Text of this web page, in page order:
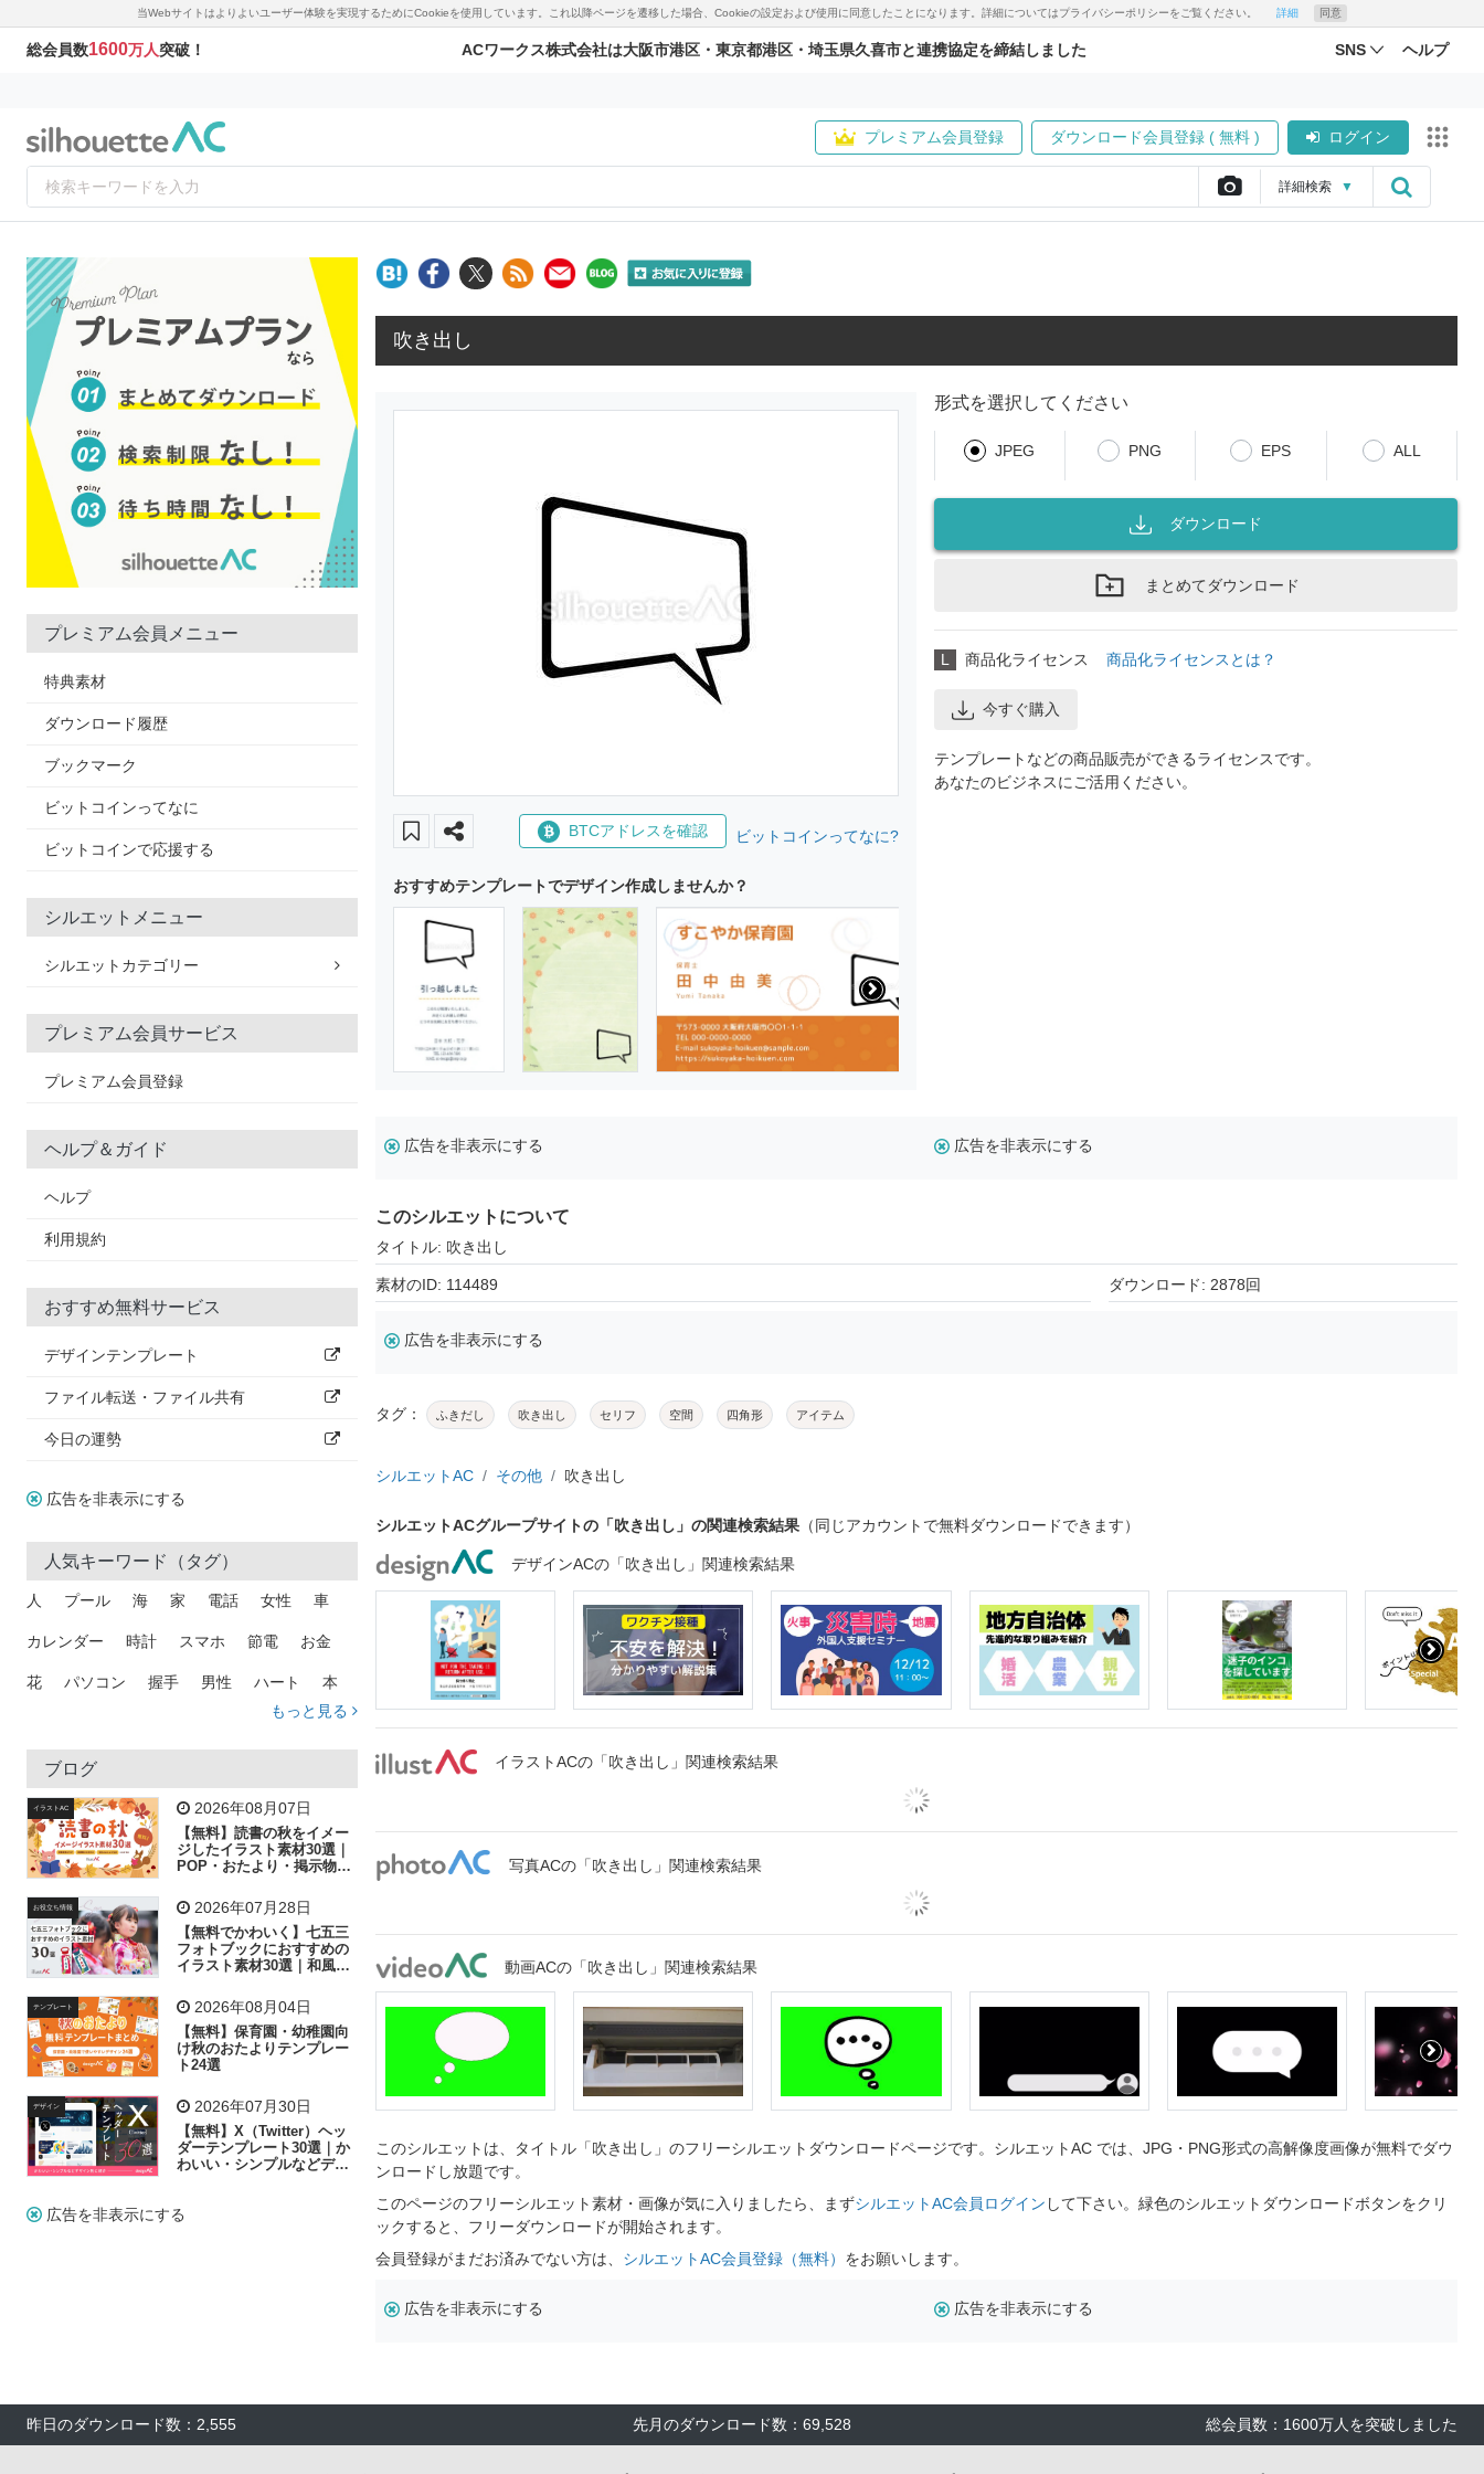
当Webサイトはよりよいユーザー体験を実現するためにCookieを使用しています。これ以降ページを遷移した場合、Cookieの設定および使用に同意したことになります。詳細についてはプライバシーポリシーをご覧ください。 詳細 同意
総会員数1600万人突破！ ACワークス株式会社は大阪市港区・東京都港区・埼玉県久喜市と連携協定を締結しました SNS ヘルプ
プレミアム会員登録 ダウンロード会員登録 ( 無料 ) ログイン
詳細検索 ▼
プレミアム会員メニュー
特典素材
ダウンロード履歴
ブックマーク
ビットコインってなに
ビットコインで応援する
シルエットメニュー
シルエットカテゴリー
プレミアム会員サービス
プレミアム会員登録
ヘルプ＆ガイド
ヘルプ
利用規約
おすすめ無料サービス
デザインテンプレート
ファイル転送・ファイル共有
今日の運勢
広告を非表示にする
人気キーワード（タグ）
人 プール 海 家 電話 女性 車
カレンダー 時計 スマホ 節電 お金
花 パソコン 握手 男性 ハート 本
トラック 木
吹き出し
飛行機 グラフ ビル 魚 家族 書類
歩く 工場 会社 太陽 キラキラ
子供 作業員 葉 相談 ピクトグラム
もっと見る
ブログ
イラストAC 2026年08月07日
【無料】読書の秋をイメー
ジしたイラスト素材30選｜
POP・おたより・掲示物に
お役立ち情報 2026年07月28日
【無料でかわいく】七五三
フォトブックにおすすめの
イラスト素材30選｜和風の
テンプレート 2026年08月04日
【無料】保育園・幼稚園向
け秋のおたよりテンプレー
ト24選
デザイン 2026年07月30日
【無料】X（Twitter）ヘッ
ダーテンプレート30選｜か
わいい・シンプルなどデザ
広告を非表示にする
吹き出し
BTCアドレスを確認 ビットコインってなに?
おすすめテンプレートでデザイン作成しませんか？
形式を選択してください
JPEG PNG EPS ALL
ダウンロード
まとめてダウンロード
L 商品化ライセンス 商品化ライセンスとは？
今すぐ購入
テンプレートなどの商品販売ができるライセンスです。
あなたのビジネスにご活用ください。
広告を非表示にする 広告を非表示にする
このシルエットについて
タイトル: 吹き出し
素材のID: 114489 ダウンロード: 2878回
広告を非表示にする
タグ： ふきだし 吹き出し セリフ 空間 四角形 アイテム
シルエットAC その他 吹き出し
シルエットACグループサイトの「吹き出し」の関連検索結果 （同じアカウントで無料ダウンロードできます）
デザインACの「吹き出し」関連検索結果
イラストACの「吹き出し」関連検索結果
写真ACの「吹き出し」関連検索結果
動画ACの「吹き出し」関連検索結果
このシルエットは、タイトル「吹き出し」のフリーシルエットダウンロードページです。シルエットAC では、JPG・PNG形式の高解像度画像が無料でダウ
ンロードし放題です。
このページのフリーシルエット素材・画像が気に入りましたら、まずシルエットAC会員ログイン して下さい。緑色のシルエットダウンロードボタンをクリ
ックすると、フリーダウンロードが開始されます。
会員登録がまだお済みでない方は、 シルエットAC会員登録（無料） をお願いします。
広告を非表示にする 広告を非表示にする
昨日のダウンロード数：2,555 先月のダウンロード数：69,528 総会員数：1600万人を突破しました